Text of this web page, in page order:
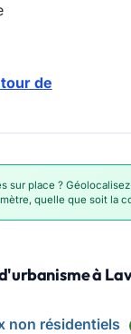
de
sur place ?
quelle que soit la
à
non résidentiels